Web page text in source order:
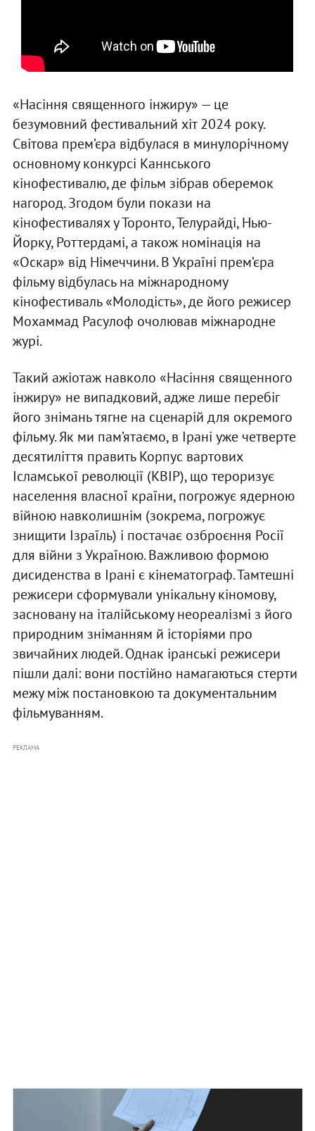
«Насіння священного інжиру» — це
безумовний фестивальний хіт 2024 року.
Світова прем’єра відбулася в минулорічному
основному конкурсі Каннського
кінофестивалю, де фільм зібрав оберемок
нагород. Згодом були покази на
кінофестивалях у Торонто, Телурайді, Нью-
Йорку, Роттердамі, а також номінація на
«Оскар» від Німеччини. В Україні прем’єра
фільму відбулась на міжнародному
кінофестиваль «Молодість», де його режисер
Мохаммад Расулоф очолював міжнародне
журі.
Такий ажіотаж навколо «Насіння священного
інжиру» не випадковий, адже лише перебіг
його знімань тягне на сценарій для окремого
фільму. Як ми пам’ятаємо, в Ірані уже четверте
десятиліття править Корпус вартових
Ісламської революції (КВІР), що тероризує
населення власної країни, погрожує ядерною
війною навколишнім (зокрема, погрожує
знищити Ізраїль) і постачає озброєння Росії
для війни з Україною. Важливою формою
дисиденства в Ірані є кінематограф. Тамтешні
режисери сформували унікальну кіномову,
засновану на італійському неореалізмі з його
природним зніманням й історіями про
звичайних людей. Однак іранські режисери
пішли далі: вони постійно намагаються стерти
межу між постановкою та документальним
фільмуванням.
РЕКЛАМА